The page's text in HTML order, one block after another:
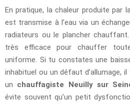
En pratique, la chaleur produite par
est transmise à l’eau via un
radiateurs ou le plancher
très efficace pour chauffer
uniforme. Si tu constates une
inhabituel ou un défaut d’allumage,
un chauffagiste Neuilly sur
évite souvent qu’un petit